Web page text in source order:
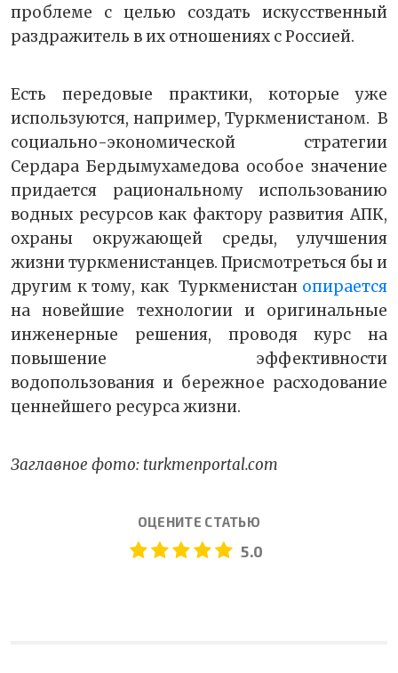
проблеме с целью создать искусственный
раздражитель в их отношениях с Россией.
Есть передовые практики, которые уже
используются, например, Туркменистаном. В
социально-экономической стратегии
Сердара Бердымухамедова особое значение
придается рациональному использованию
водных ресурсов как фактору развития АПК,
охраны окружающей среды, улучшения
жизни туркменистанцев. Присмотреться бы и
другим к тому, как Туркменистан опирается
на новейшие технологии и оригинальные
инженерные решения, проводя курс на
повышение эффективности
водопользования и бережное расходование
ценнейшего ресурса жизни.
Заглавное фото: turkmenportal.com
ОЦЕНИТЕ СТАТЬЮ
5.0